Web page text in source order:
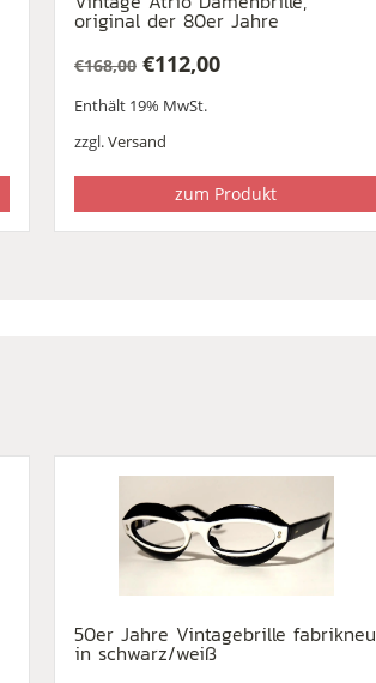
original der 80er Jahre
€168,00
Preis
war:
€112,00
Preis
ist:
Enthält 19% MwSt.
zzgl.Versand
zum Produkt
50er Jahre Vintagebrille fabrikneu
in schwarz/weiß